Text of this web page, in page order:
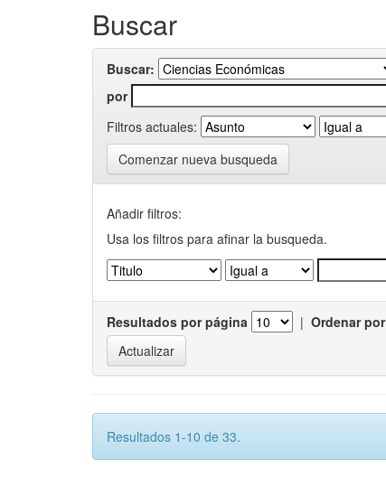
Buscar
Buscar:
por
Filtros actuales:
Comenzar nueva busqueda
Añadir filtros:
Usa los filtros para afinar la busqueda.
Resultados por página | Ordenar por
Resultados 1-10 de 33.